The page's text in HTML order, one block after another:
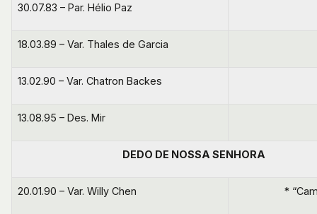
30.07.83 – Par. Hélio Paz
18.03.89 – Var. Thales de Garcia
13.02.90 – Var. Chatron Backes
13.08.95 – Des. Mir
DEDO DE NOSSA SENHORA
20.01.90 – Var. Willy Chen *